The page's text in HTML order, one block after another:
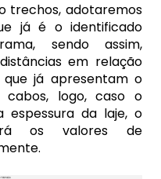
trechos, adotaremos
já é o identificado
sendo assim,
em relação
já apresentam o
logo, caso o
espessura da laje, o
os valores de